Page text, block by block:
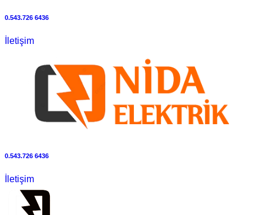
0.543.726 6436
İletişim
0.543.726 6436
İletişim